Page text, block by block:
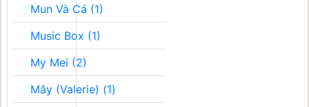
Mun Và Cá (1)
Music Box (1)
My Mei (2)
Mây (Valerie) (1)